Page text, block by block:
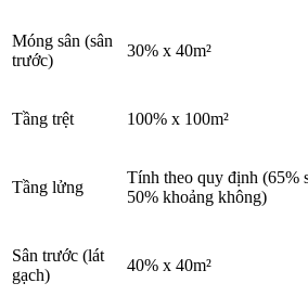
Móng sân (sân
trước)
30% x 40m²
Tầng trệt 100% x 100m²
Tầng lửng
Tính theo quy định (65%
50% khoảng không)
Sân trước (lát
gạch)
40% x 40m²